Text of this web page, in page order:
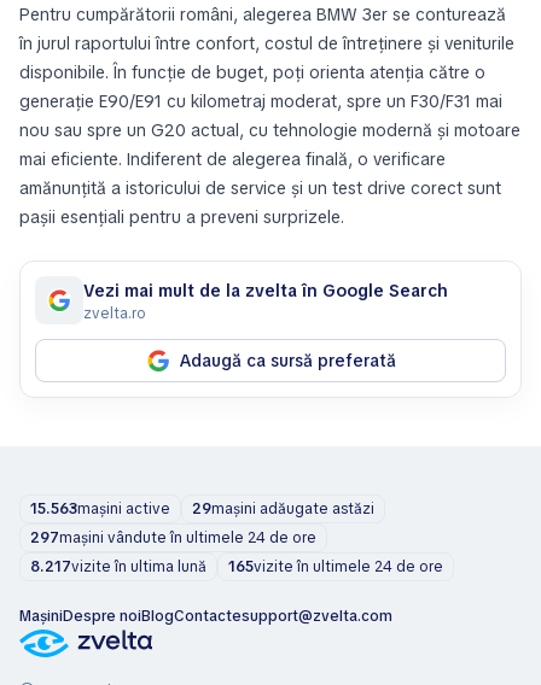
Pentru cumpărătorii români, alegerea BMW 3er se conturează
în jurul raportului între confort, costul de întreținere și veniturile
disponibile. În funcție de buget, poți orienta atenția către o
generație E90/E91 cu kilometraj moderat, spre un F30/F31 mai
nou sau spre un G20 actual, cu tehnologie modernă și motoare
mai eficiente. Indiferent de alegerea finală, o verificare
amănunțită a istoricului de service și un test drive corect sunt
pașii esențiali pentru a preveni surprizele.
Vezi mai mult de la zvelta în Google Search
zvelta.ro
Adaugă ca sursă preferată
15.563mașini active 29mașini adăugate astăzi
297mașini vândute în ultimele 24 de ore
8.217vizite în ultima lună 165vizite în ultimele 24 de ore
MașiniDespre noiBlogContactesupport@zvelta.com